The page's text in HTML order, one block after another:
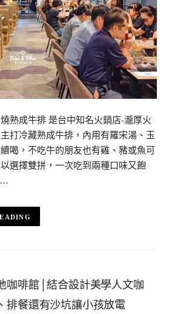
熟成牛排 是台中知名火鍋店-瀧厚火
打冷藏熟成牛排，內用有羅宋湯、玉
喝，不吃牛的朋友也有雞、豬或魚可
選擇雙拼，一次吃到兩種口味又飽
…
咖啡館│結合設計美學人文咖
排餐還有沙坑讓小孩放電